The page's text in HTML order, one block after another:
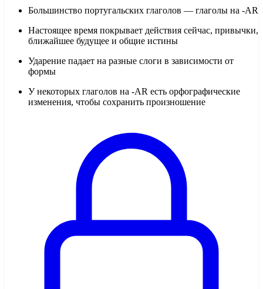
Большинство португальских глаголов — глаголы на -AR
Настоящее время покрывает действия сейчас, привычки,
ближайшее будущее и общие истины
Ударение падает на разные слоги в зависимости от
формы
У некоторых глаголов на -AR есть орфографические
изменения, чтобы сохранить произношение